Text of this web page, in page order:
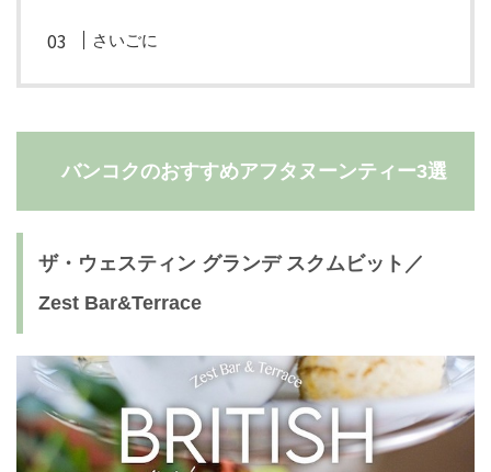
さいごに
バンコクのおすすめアフタヌーンティー3選
ザ・ウェスティン グランデ スクムビット／
Zest Bar&Terrace